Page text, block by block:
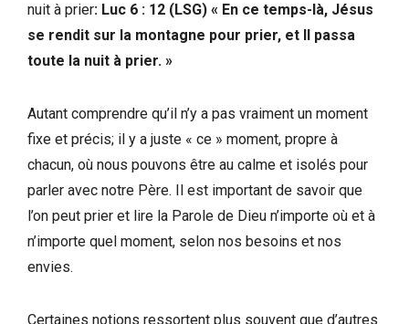
nuit à prier: Luc 6 : 12 (LSG) « En ce temps-là, Jésus
se rendit sur la montagne pour prier, et Il passa
toute la nuit à prier. »
Autant comprendre qu’il n’y a pas vraiment un moment
fixe et précis; il y a juste « ce » moment, propre à
chacun, où nous pouvons être au calme et isolés pour
parler avec notre Père. Il est important de savoir que
l’on peut prier et lire la Parole de Dieu n’importe où et à
n’importe quel moment, selon nos besoins et nos
envies.
Certaines notions ressortent plus souvent que d’autres